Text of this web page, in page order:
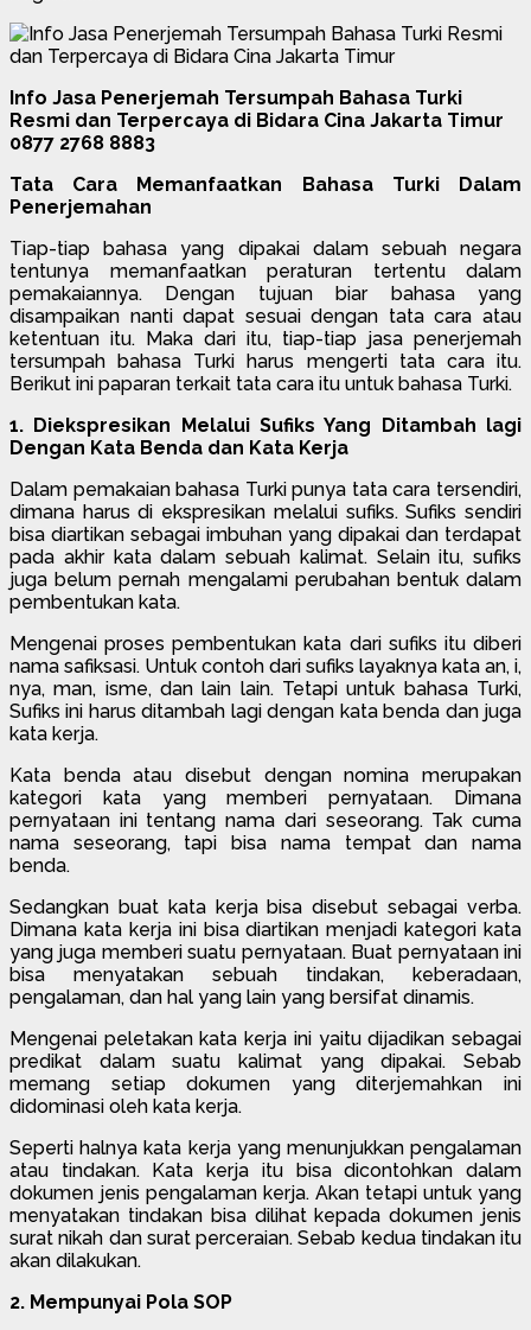
Info Jasa Penerjemah Tersumpah Bahasa Turki
Resmi dan Terpercaya di Bidara Cina Jakarta Timur
0877 2768 8883
Tata Cara Memanfaatkan Bahasa Turki Dalam
Penerjemahan
Tiap-tiap bahasa yang dipakai dalam sebuah negara
tentunya memanfaatkan peraturan tertentu dalam
pemakaiannya. Dengan tujuan biar bahasa yang
disampaikan nanti dapat sesuai dengan tata cara atau
ketentuan itu. Maka dari itu, tiap-tiap jasa penerjemah
tersumpah bahasa Turki harus mengerti tata cara itu.
Berikut ini paparan terkait tata cara itu untuk bahasa Turki.
1. Diekspresikan Melalui Sufiks Yang Ditambah lagi
Dengan Kata Benda dan Kata Kerja
Dalam pemakaian bahasa Turki punya tata cara tersendiri,
dimana harus di ekspresikan melalui sufiks. Sufiks sendiri
bisa diartikan sebagai imbuhan yang dipakai dan terdapat
pada akhir kata dalam sebuah kalimat. Selain itu, sufiks
juga belum pernah mengalami perubahan bentuk dalam
pembentukan kata.
Mengenai proses pembentukan kata dari sufiks itu diberi
nama safiksasi. Untuk contoh dari sufiks layaknya kata an, i,
nya, man, isme, dan lain lain. Tetapi untuk bahasa Turki,
Sufiks ini harus ditambah lagi dengan kata benda dan juga
kata kerja.
Kata benda atau disebut dengan nomina merupakan
kategori kata yang memberi pernyataan. Dimana
pernyataan ini tentang nama dari seseorang. Tak cuma
nama seseorang, tapi bisa nama tempat dan nama
benda.
Sedangkan buat kata kerja bisa disebut sebagai verba.
Dimana kata kerja ini bisa diartikan menjadi kategori kata
yang juga memberi suatu pernyataan. Buat pernyataan ini
bisa menyatakan sebuah tindakan, keberadaan,
pengalaman, dan hal yang lain yang bersifat dinamis.
Mengenai peletakan kata kerja ini yaitu dijadikan sebagai
predikat dalam suatu kalimat yang dipakai. Sebab
memang setiap dokumen yang diterjemahkan ini
didominasi oleh kata kerja.
Seperti halnya kata kerja yang menunjukkan pengalaman
atau tindakan. Kata kerja itu bisa dicontohkan dalam
dokumen jenis pengalaman kerja. Akan tetapi untuk yang
menyatakan tindakan bisa dilihat kepada dokumen jenis
surat nikah dan surat perceraian. Sebab kedua tindakan itu
akan dilakukan.
2. Mempunyai Pola SOP